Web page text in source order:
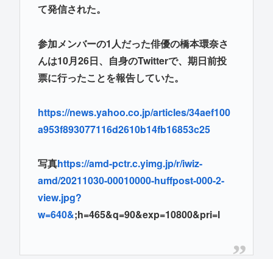
て発信された。
参加メンバーの1人だった俳優の橋本環奈さ
んは10月26日、自身のTwitterで、期日前投
票に行ったことを報告していた。
https://news.yahoo.co.jp/articles/34aef100
a953f893077116d2610b14fb16853c25
写真https://amd-pctr.c.yimg.jp/r/iwiz-
amd/20211030-00010000-huffpost-000-2-
view.jpg?
w=640&;h=465&q=90&exp=10800&pri=l